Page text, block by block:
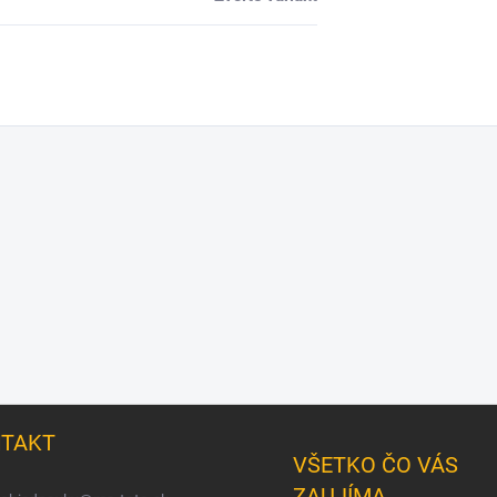
VŠETKO ČO VÁS